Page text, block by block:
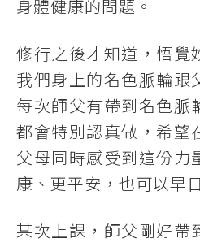
身體健康的問題。
修行之後才知道，悟覺
我們身上的名色脈輪跟
每次師父有帶到名色脈
都會特別認真做，希望
父母同時感受到這份力
康、更平安，也可以早
某次上課，師父剛好帶